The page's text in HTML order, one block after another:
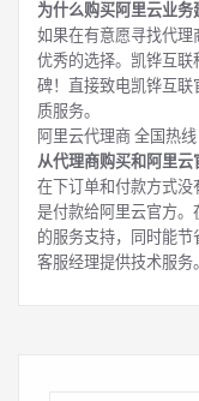
为什么购买阿里云业务
如果在有意愿寻找代
优秀的选择。凯铧互
碑！直接致电凯铧互
质服务。
阿里云代理商 全国热
从代理商购买和阿里云
在下订单和付款方式
是付款给阿里云官方
的服务支持，同时能
客服经理提供技术服务。